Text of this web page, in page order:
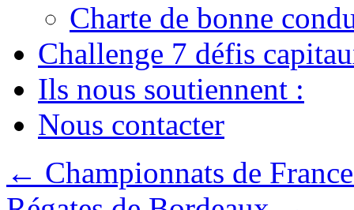
Charte de bonne
Challenge 7 défis
Ils nous soutiennent :
Nous contacter
← Championnats de